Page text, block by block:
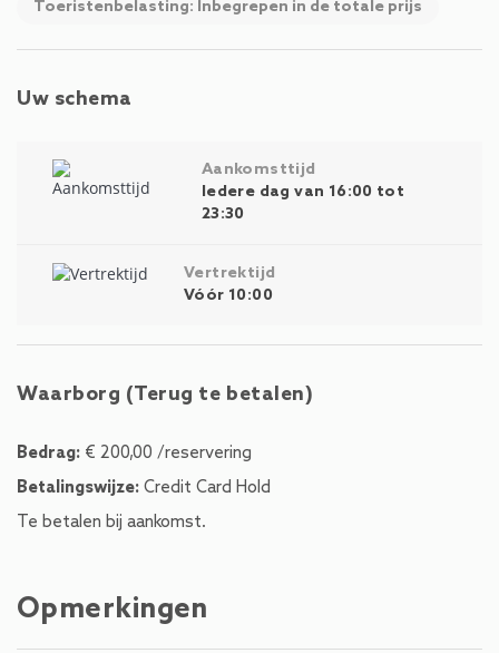
Toeristenbelasting: Inbegrepen in de totale prijs
Uw schema
Aankomsttijd
Iedere dag van 16:00 tot
23:30
Vertrektijd
Vóór 10:00
Waarborg (Terug te betalen)
Bedrag: € 200,00 /reservering
Betalingswijze: Credit Card Hold
Te betalen bij aankomst.
Opmerkingen